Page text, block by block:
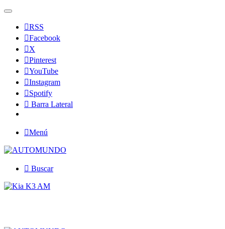
RSS
Facebook
X
Pinterest
YouTube
Instagram
Spotify
Barra Lateral
Menú
Buscar